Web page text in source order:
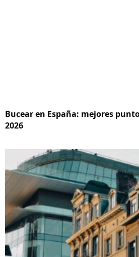
Bucear en España: mejores
2026